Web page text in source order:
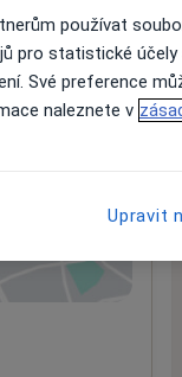
používat
pro statistické
Své preference
naleznete v
Upravit